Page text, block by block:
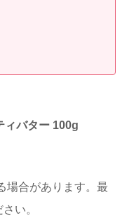
ィバター 100g
合があります。最
い。